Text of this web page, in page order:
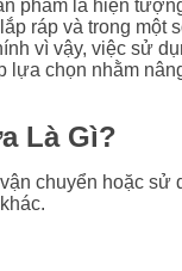
phẩm là hiện
ráp và trong một
vì vậy, việc sử
lựa chọn nhằm
Là Gì?
chuyển hoặc sử